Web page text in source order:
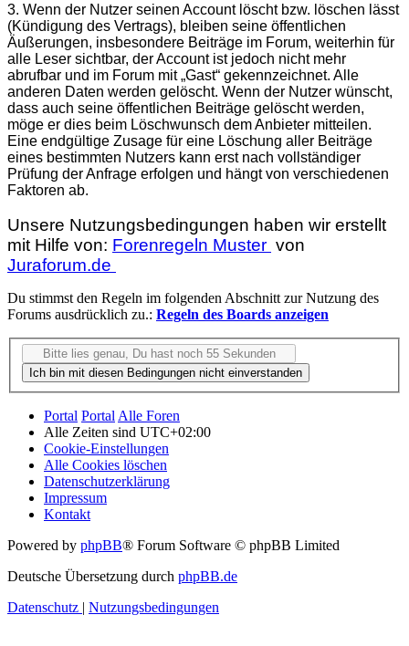
3. Wenn der Nutzer seinen Account löscht bzw. löschen lässt
(Kündigung des Vertrags), bleiben seine öffentlichen
Äußerungen, insbesondere Beiträge im Forum, weiterhin für
alle Leser sichtbar, der Account ist jedoch nicht mehr
abrufbar und im Forum mit „Gast“ gekennzeichnet. Alle
anderen Daten werden gelöscht. Wenn der Nutzer wünscht,
dass auch seine öffentlichen Beiträge gelöscht werden,
möge er dies beim Löschwunsch dem Anbieter mitteilen.
Eine endgültige Zusage für eine Löschung aller Beiträge
eines bestimmten Nutzers kann erst nach vollständiger
Prüfung der Anfrage erfolgen und hängt von verschiedenen
Faktoren ab.
Unsere Nutzungsbedingungen haben wir erstellt
mit Hilfe von: Forenregeln Muster von
Juraforum.de
Du stimmst den Regeln im folgenden Abschnitt zur Nutzung des
Forums ausdrücklich zu.: Regeln des Boards anzeigen
Portal PortalAlle Foren
Alle Zeiten sind UTC+02:00
Cookie-Einstellungen
Alle Cookies löschen
Datenschutzerklärung
Impressum
Kontakt
Powered by phpBB® Forum Software © phpBB Limited
Deutsche Übersetzung durch phpBB.de
Datenschutz
Nutzungsbedingungen